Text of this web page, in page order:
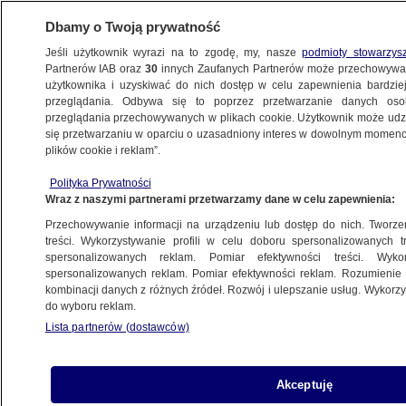
ŚWIAT
Sandu. Kreml liczy na "dobre i ścisłe
relacje"
16.11.2020, 12:56
Udostępnij
zacieśnienia więzi z Mołdawią po zwycięstwie w
wyborach prezydenckich prozachodniej byłej
Dbamy o Twoją prywatność
Jeśli użytkownik wyrazi na to zgodę, my, naszepodmioty
Partnerów IAB oraz30 innych Zaufanych Partnerów może
użytkownika i uzyskiwać do nich dostęp w celu zapewnienia
przeglądania. Odbywa się to poprzez przetwarzanie danych
przeglądania przechowywanych w plikach cookie. Użytkownik może
się przetwarzaniu w oparciu o uzasadniony interes w dowolnym
plików cookie i reklam”.
Polityka Prywatności
Wraz z naszymi partnerami przetwarzamy dane w celu zapewnienia:
Przechowywanie informacji na urządzeniu lub dostęp do nich.
treści. Wykorzystywanie profili w celu doboru spersonalizowanych
spersonalizowanych reklam. Pomiar efektywności treści.
spersonalizowanych reklam. Pomiar efektywności reklam.
kombinacji danych z różnych źródeł. Rozwój i ulepszanie usług.
do wyboru reklam.
Lista partnerów (dostawców)
Akceptuję